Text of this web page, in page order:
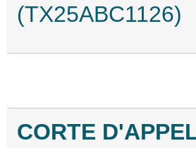
(TX25ABC1126)
CORTE